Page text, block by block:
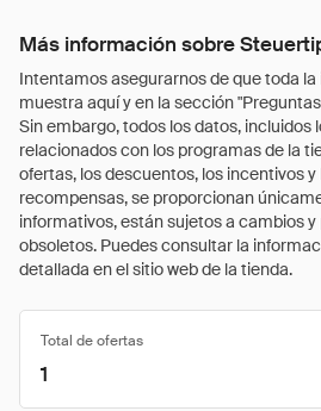
Más información sobre
Intentamos asegurarnos de que toda
muestra aquí y en la sección
Sin embargo, todos los datos, incluidos
relacionados con los programas de la
ofertas, los descuentos, los incentivos
recompensas, se proporcionan
informativos, están sujetos a cambios
obsoletos. Puedes consultar la
detallada en el sitio web de la tienda.
Total de ofertas
1